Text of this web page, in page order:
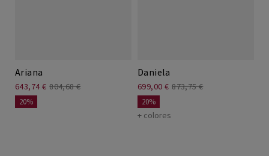
Ariana
643,74 € 804,68 €
20%
Daniela
699,00 € 873,75 €
20%
+ colores